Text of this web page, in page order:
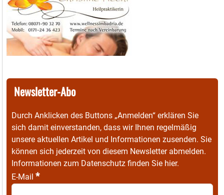
Newsletter-Abo
Durch Anklicken des Buttons „Anmelden“ erklären Sie
sich damit einverstanden, dass wir Ihnen regelmäßig
unsere aktuellen Artikel und Informationen zusenden. Sie
können sich jederzeit von diesem Newsletter abmelden.
Informationen zum Datenschutz finden Sie hier.
E-Mail *